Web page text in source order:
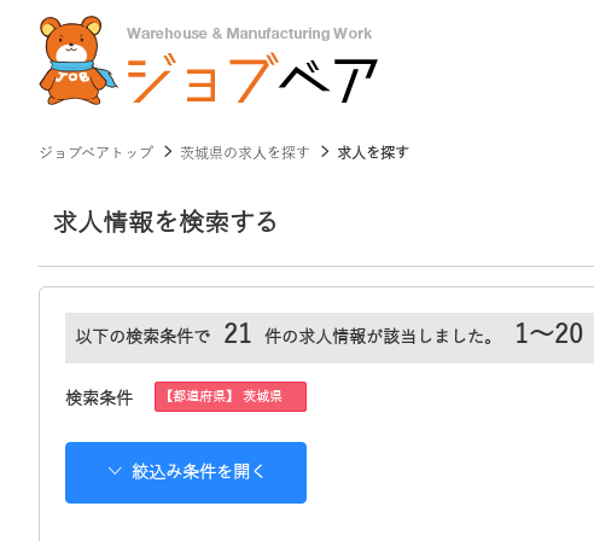
ジョブベアトップ 茨城県の求人を探す 求人を探す
求人情報を検索する
以下の検索条件で 21 件の求人情報が該当しました。 1～20
検索条件 【都道府県】 茨城県
絞込み条件を開く